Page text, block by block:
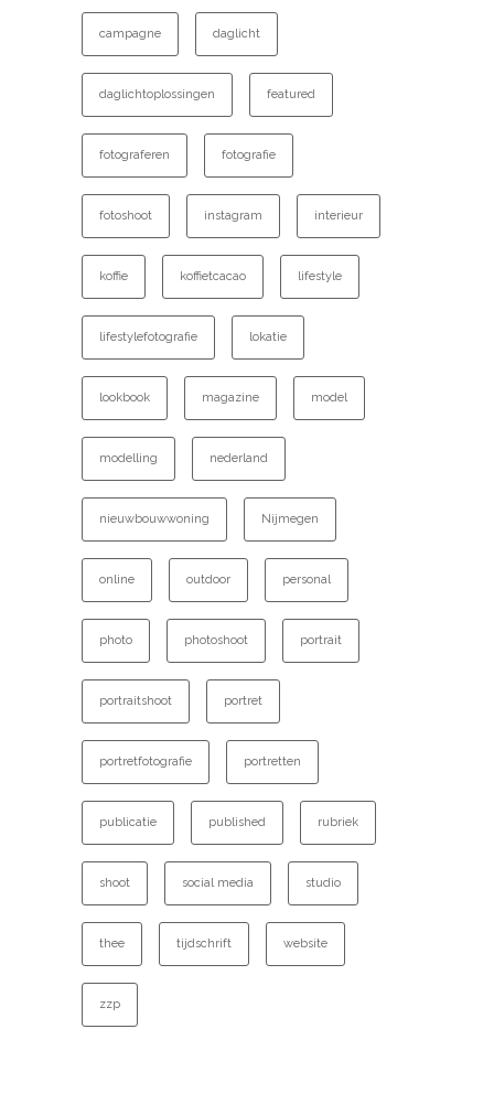
campagne daglicht
daglichtoplossingen featured
fotograferen fotografie
fotoshoot instagram interieur
koffie koffietcacao lifestyle
lifestylefotografie lokatie
lookbook magazine model
modelling nederland
nieuwbouwwoning Nijmegen
online outdoor personal
photo photoshoot portrait
portraitshoot portret
portretfotografie portretten
publicatie published rubriek
shoot social media studio
thee tijdschrift website
zzp